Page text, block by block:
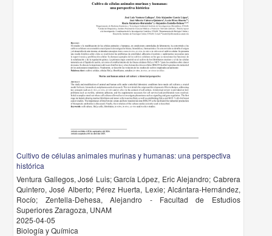
Cultivo de células animales murinas y humanas: una perspectiva
histórica
Ventura Gallegos, José Luis; García López, Eric Alejandro; Cabrera
Quintero, José Alberto; Pérez Huerta, Lexie; Alcántara-Hernández,
Rocío; Zentella-Dehesa, Alejandro - Facultad de Estudios
Superiores Zaragoza, UNAM
2025-04-05
Biología y Química